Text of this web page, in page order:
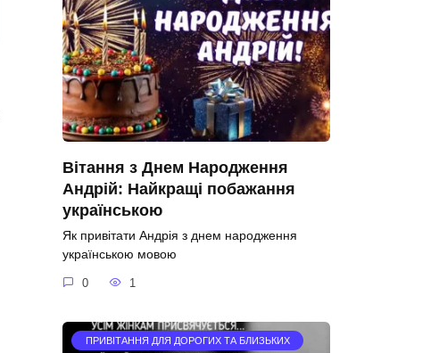
Вітання з Днем Народження
Андрій: Найкращі побажання
українською
Як привітати Андрія з днем народження
українською мовою
0 1
ПРИВІТАННЯ ДЛЯ ДОРОГИХ ТА БЛИЗЬКИХ